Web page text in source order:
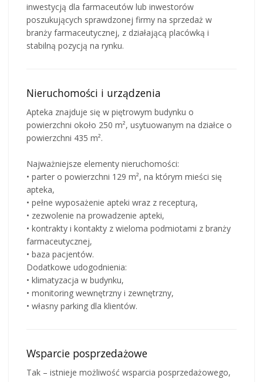
inwestycją dla farmaceutów lub inwestorów
poszukujących sprawdzonej firmy na sprzedaż w
branży farmaceutycznej, z działającą placówką i
stabilną pozycją na rynku.
Nieruchomości i urządzenia
Apteka znajduje się w piętrowym budynku o
powierzchni około 250 m², usytuowanym na działce o
powierzchni 435 m².
Najważniejsze elementy nieruchomości:
• parter o powierzchni 129 m², na którym mieści się
apteka,
• pełne wyposażenie apteki wraz z recepturą,
• zezwolenie na prowadzenie apteki,
• kontrakty i kontakty z wieloma podmiotami z branży
farmaceutycznej,
• baza pacjentów.
Dodatkowe udogodnienia:
• klimatyzacja w budynku,
• monitoring wewnętrzny i zewnętrzny,
• własny parking dla klientów.
Wsparcie posprzedażowe
Tak – istnieje możliwość wsparcia posprzedażowego,